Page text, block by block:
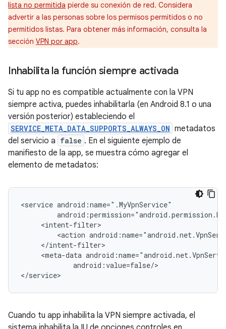
lista no permitida pierde su conexión de red. Considera
advertir a las personas sobre los permisos permitidos o no
permitidos listas. Para obtener más información, consulta la
sección VPN por app.
Inhabilita la función siempre activada
Si tu app no es compatible actualmente con la VPN
siempre activa, puedes inhabilitarla (en Android 8.1 o una
versión posterior) estableciendo el
SERVICE_META_DATA_SUPPORTS_ALWAYS_ON metadatos
del servicio a false . En el siguiente ejemplo de
manifiesto de la app, se muestra cómo agregar el
elemento de metadatos:
<service
<action
<meta-data
android:value=false/>
Cuando tu app inhabilita la VPN siempre activada, el